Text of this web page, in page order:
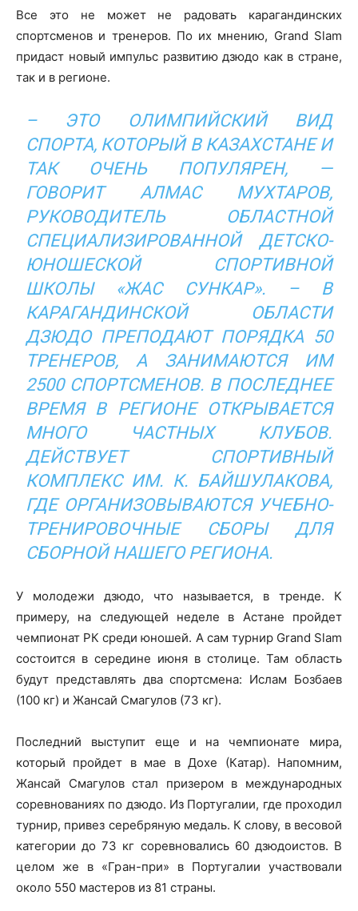
Все это не может не радовать карагандинских
спортсменов и тренеров. По их мнению, Grand Slam
придаст новый импульс развитию дзюдо как в стране,
так и в регионе.
– ЭТО ОЛИМПИЙСКИЙ ВИД
СПОРТА, КОТОРЫЙ В КАЗАХСТАНЕ И
ТАК ОЧЕНЬ ПОПУЛЯРЕН, —
ГОВОРИТ АЛМАС МУХТАРОВ,
РУКОВОДИТЕЛЬ ОБЛАСТНОЙ
СПЕЦИАЛИЗИРОВАННОЙ ДЕТСКО-
ЮНОШЕСКОЙ СПОРТИВНОЙ
ШКОЛЫ «ЖАС СУНКАР». – В
КАРАГАНДИНСКОЙ ОБЛАСТИ
ДЗЮДО ПРЕПОДАЮТ ПОРЯДКА 50
ТРЕНЕРОВ, А ЗАНИМАЮТСЯ ИМ
2500 СПОРТСМЕНОВ. В ПОСЛЕДНЕЕ
ВРЕМЯ В РЕГИОНЕ ОТКРЫВАЕТСЯ
МНОГО ЧАСТНЫХ КЛУБОВ.
ДЕЙСТВУЕТ СПОРТИВНЫЙ
КОМПЛЕКС ИМ. К. БАЙШУЛАКОВА,
ГДЕ ОРГАНИЗОВЫВАЮТСЯ УЧЕБНО-
ТРЕНИРОВОЧНЫЕ СБОРЫ ДЛЯ
СБОРНОЙ НАШЕГО РЕГИОНА.
У молодежи дзюдо, что называется, в тренде. К
примеру, на следующей неделе в Астане пройдет
чемпионат РК среди юношей. А сам турнир Grand Slam
состоится в середине июня в столице. Там область
будут представлять два спортсмена: Ислам Бозбаев
(100 кг) и Жансай Смагулов (73 кг).
Последний выступит еще и на чемпионате мира,
который пройдет в мае в Дохе (Катар). Напомним,
Жансай Смагулов стал призером в международных
соревнованиях по дзюдо. Из Португалии, где проходил
турнир, привез серебряную медаль. К слову, в весовой
категории до 73 кг соревновались 60 дзюдоистов. В
целом же в «Гран-при» в Португалии участвовали
около 550 мастеров из 81 страны.